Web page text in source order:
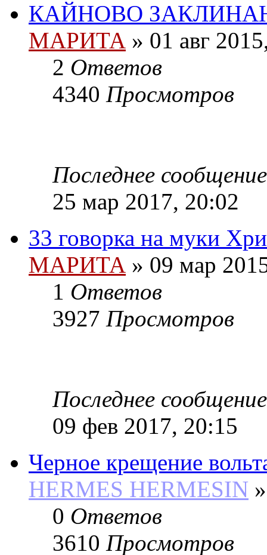
КАЙНОВО
МАРИТА » 01 авг
2 Ответов
4340 Просмотров
Последнее сообщение
25 мар 2017, 20:02
33 говорка на муки
МАРИТА » 09 мар
1 Ответов
3927 Просмотров
Последнее сообщение
09 фев 2017, 20:15
Черное крещение
HERMES HERMESIN »
0 Ответов
3610 Просмотров